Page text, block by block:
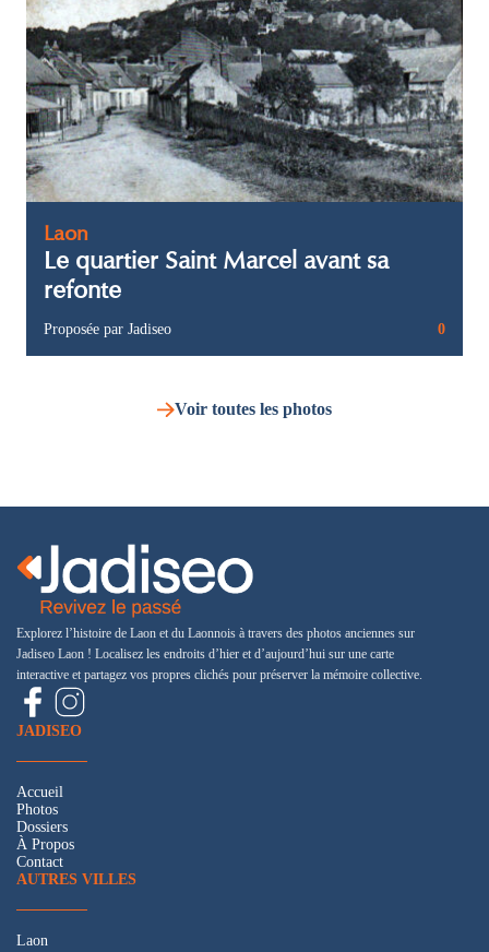
Laon
Le quartier Saint Marcel avant sa
refonte
Proposée par Jadiseo 0
Voir toutes les photos
Explorez l’histoire de Laon et du Laonnois à travers des photos anciennes sur
Jadiseo Laon ! Localisez les endroits d’hier et d’aujourd’hui sur une carte
interactive et partagez vos propres clichés pour préserver la mémoire collective.
JADISEO
Accueil
Photos
Dossiers
À Propos
Contact
AUTRES VILLES
Laon